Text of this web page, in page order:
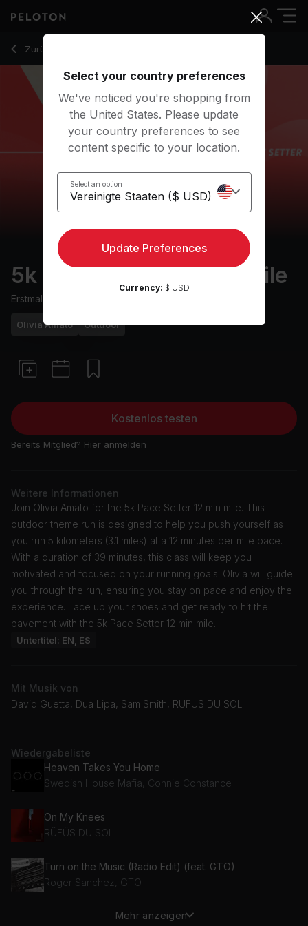
Zurück zu Outdoor-Kurse
Zurück
5k Pace Setter: 12 min mile
Erstmals ausgestrahlt am
Olivia Amato Outdoor
Kostenlos testen
Bereits Mitglied? Hier anmelden
Weitere Informationen
Join Olivia Amato for the 5k Pace Setter 12 min mile. This
outdoor theme run is designed to help you push yourself as
you run 5 kilometers (3.1 miles) at a 12 minutes per mile pace.
With a duration of 39 minutes, this class will keep you
motivated and focused on your running goals. Olivia will guide
you through the run, ensuring you stay on pace and enjoy the
experience. Lace up your shoes and get ready to hit the
pavement with the 5k Pace Setter 12 min mile.
Untertitel: EN, ES
Mit Musik von
David Guetta, Dua Lipa, Sam Smith, RÜFÜS DU SOL
Wiedergabeliste
Heaven Takes You Home
Swedish House Mafia, Connie Constance
On My Knees
RÜFÜS DU SOL
Turn on the Music (Radio Edit) (feat. GTO)
Roger Sanchez, GTO
Mehr anzeigen
Select your country preferences
We've noticed you're shopping from
the United States. Please update
your country preferences to see
content specific to your location.
Select an option
Update Preferences
Currency: $ USD